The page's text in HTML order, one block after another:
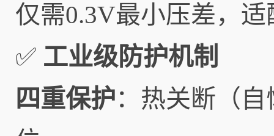
仅需0.3V最小压差，
✅ 工业级防护机制
四重保护：热关断（